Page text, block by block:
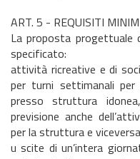
ART. 5 - REQUISITI
La proposta progettuale
specificato:
attività ricreative e di
per turni settimanali
presso struttura
previsione anche
per la struttura e
u scite di un’intera